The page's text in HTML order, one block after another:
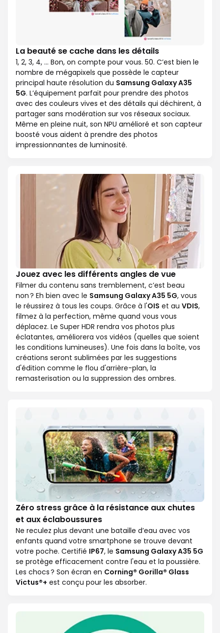
La beauté se cache dans les détails
1, 2, 3, 4, … Bon, on compte pour vous. 50. C’est bien le
nombre de mégapixels que possède le capteur
principal haute résolution du Samsung Galaxy A35
5G. L’équipement parfait pour prendre des photos
avec des couleurs vives et des détails qui déchirent, à
partager sans modération sur vos réseaux sociaux.
Même en pleine nuit, son NPU amélioré et son capteur
boosté vous aident à prendre des photos
impressionnantes de luminosité.
Jouez avec les différents angles de vue
Filmer du contenu sans tremblement, c’est beau
non ? Eh bien avec le Samsung Galaxy A35 5G, vous
le réussirez à tous les coups. Grâce à l'OIS et au VDIS,
filmez à la perfection, même quand vous vous
déplacez. Le Super HDR rendra vos photos plus
éclatantes, améliorera vos vidéos (quelles que soient
les conditions lumineuses). Une fois dans la boîte, vos
créations seront sublimées par les suggestions
d'édition comme le flou d'arrière-plan, la
remasterisation ou la suppression des ombres.
Zéro stress grâce à la résistance aux chutes
et aux éclaboussures
Ne reculez plus devant une bataille d’eau avec vos
enfants quand votre smartphone se trouve devant
votre poche. Certifié IP67, le Samsung Galaxy A35 5G
se protège efficacement contre l'eau et la poussière.
Les chocs ? Son écran en Corning® Gorilla® Glass
Victus®+ est conçu pour les absorber.